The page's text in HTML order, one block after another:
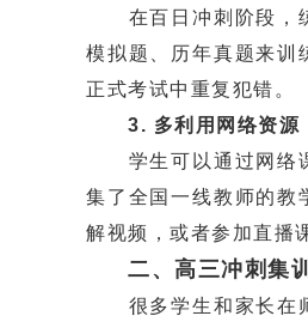
在百日冲刺阶段，练
模拟题、历年真题来训
正式考试中重复犯错。
3. 多利用网络资源
学生可以通过网络课
集了全国一线教师的教
解视频，或者参加直播
二、高三冲刺集
很多学生和家长在师